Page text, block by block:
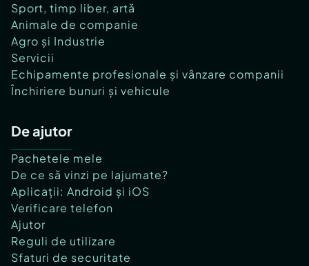
Sport, timp liber, artă
Animale de companie
Agro și Industrie
Servicii
Echipamente profesionale și vânzare companii
Închiriere bunuri și vehicule
De ajutor
Pachetele mele
De ce să vinzi pe lajumate?
Aplicații: Android și iOS
Verificare telefon
Ajutor
Reguli de utilizare
Sfaturi de securitate